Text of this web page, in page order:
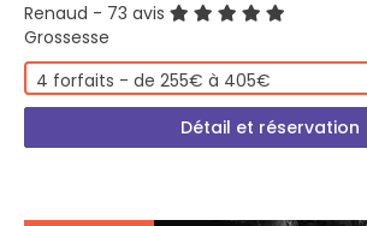
Renaud - 73 avis
Grossesse
4 forfaits - de 255€ à 405€
Détail et réservation